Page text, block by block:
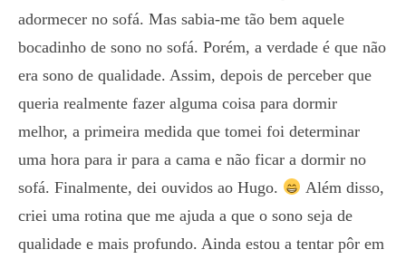
adormecer no sofá. Mas sabia-me tão bem aquele
bocadinho de sono no sofá. Porém, a verdade é que não
era sono de qualidade. Assim, depois de perceber que
queria realmente fazer alguma coisa para dormir
melhor, a primeira medida que tomei foi determinar
uma hora para ir para a cama e não ficar a dormir no
sofá. Finalmente, dei ouvidos ao Hugo.
Além disso,
criei uma rotina que me ajuda a que o sono seja de
qualidade e mais profundo. Ainda estou a tentar pôr em